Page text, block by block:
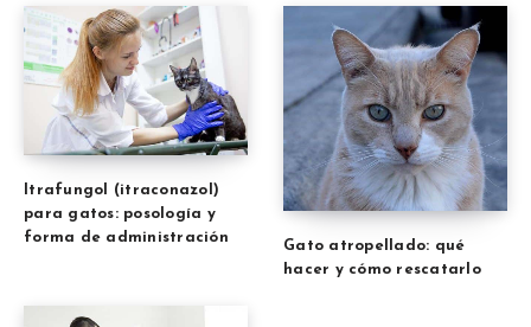
Itrafungol (itraconazol)
para gatos: posología y
forma de administración
Gato atropellado: qué
hacer y cómo rescatarlo